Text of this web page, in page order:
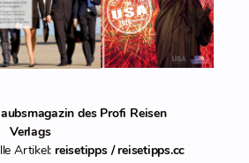
des Profi Reisen
Verlags
Artikel:reisetipps / reisetipps.cc